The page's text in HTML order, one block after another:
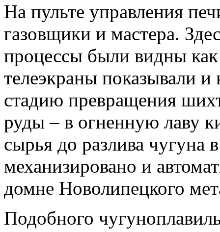
На пульте управления
газовщики и мастера.
процессы были видны
телеэкраны показывали
стадию превращения
руды – в огненную лаву
сырья до разлива чугуна
механизировано и
домне Новолипецкого
Подобного